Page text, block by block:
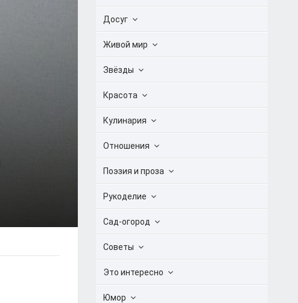
Досуг
Живой мир
Звёзды
Красота
Кулинария
Отношения
Поэзия и проза
Рукоделие
Сад-огород
Советы
Это интересно
Юмор